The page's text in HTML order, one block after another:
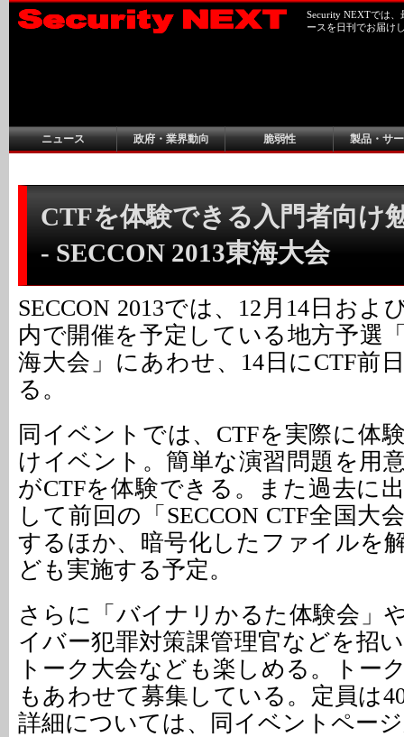
Security NEXTでは
ースを日刊でお届け
ニュース 政府・業界動向 脆弱性 製品・サ
CTFを体験できる入門者向け
- SECCON 2013東海大会
SECCON 2013では、12月14日およ
内で開催を予定している地方予選「
海大会」にあわせ、14日にCTF前
る。
同イベントでは、CTFを実際に体
けイベント。簡単な演習問題を用
がCTFを体験できる。また過去に
して前回の「SECCON CTF全国大
するほか、暗号化したファイルを
ども実施する予定。
さらに「バイナリかるた体験会」
イバー犯罪対策課管理官などを招
トーク大会なども楽しめる。トー
もあわせて募集している。定員は
詳細については、同イベントペー